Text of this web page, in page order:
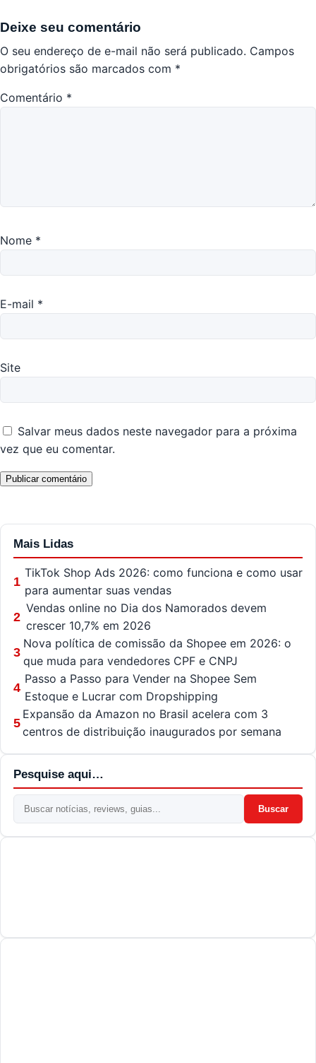
Deixe seu comentário
O seu endereço de e-mail não será publicado. Campos
obrigatórios são marcados com *
Comentário *
Nome *
E-mail *
Site
Salvar meus dados neste navegador para a próxima
vez que eu comentar.
Mais Lidas
1
TikTok Shop Ads 2026: como funciona e como usar
para aumentar suas vendas
2
Vendas online no Dia dos Namorados devem
crescer 10,7% em 2026
3
Nova política de comissão da Shopee em 2026: o
que muda para vendedores CPF e CNPJ
4
Passo a Passo para Vender na Shopee Sem
Estoque e Lucrar com Dropshipping
5
Expansão da Amazon no Brasil acelera com 3
centros de distribuição inaugurados por semana
Pesquise aqui…
Buscar